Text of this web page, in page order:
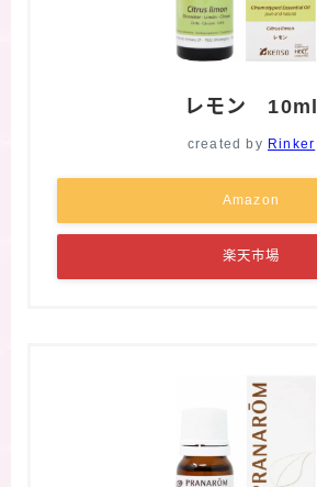
レモン 10ml
created by Rinker
Amazon
楽天市場